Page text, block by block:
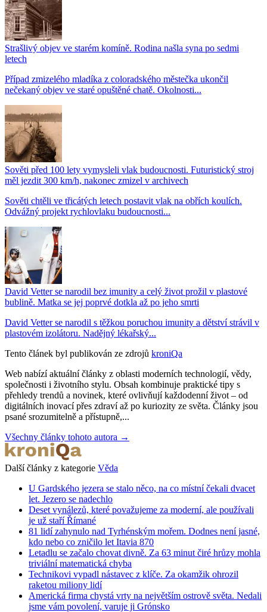
Strašlivý objev ve starém komíně. Rodina našla syna po sedmi
letech
Případ zmizelého mladíka z coloradského městečka ukončil
nečekaný objev ve staré opuštěné chatě. Okolnosti...
Sověti před 100 lety vymysleli vlak budoucnosti. Futuristický stroj
měl jezdit 300 km/h, nakonec zmizel v archivech
Sověti chtěli ve třicátých letech postavit vlak na obřích koulích.
Odvážný projekt rychlovlaku budoucnosti...
David Vetter se narodil bez imunity a celý život prožil v plastové
bublině. Matka se jej poprvé dotkla až po jeho smrti
David Vetter se narodil s těžkou poruchou imunity a dětství strávil v
plastovém izolátoru. Nadějný lékařský...
Tento článek byl publikován ze zdrojů kroniQa
Web nabízí aktuální články z oblasti moderních technologií, vědy,
společnosti i životního stylu. Obsah kombinuje praktické tipy s
přehledy trendů a novinek, které ovlivňují každodenní život – od
digitálních inovací přes zdraví až po kuriozity ze světa. Články jsou
psané srozumitelně a přístupně,...
Všechny články tohoto autora →
Další články z kategorie Věda
U Gardského jezera se stalo něco, na co místní čekali dvacet
let. Jezero se nadechlo
Deset vynálezů, které považujeme za moderní, ale používali
je už staří Římané
81 lidí zahynulo nad Tyrhénským mořem. Dodnes není jasné,
kdo nebo co zničilo let Itavia 870
Letadlu se začalo chovat divně. Za 63 minut čiré hrůzy mohla
triviální matematická chyba
Technikovi vypadl nástavec z klíče. Za okamžik ohrozil
raketou miliony lidí
Americká firma chystá vrty na největším ostrově světa. Nedali
jsme vám povolení, varuje ji Grónsko